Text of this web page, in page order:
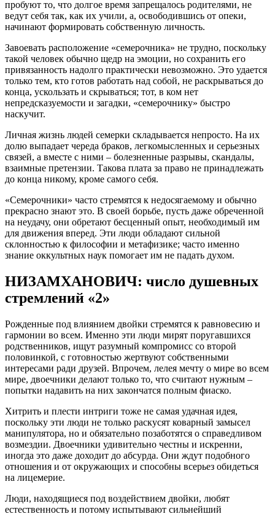
пробуют то, что долгое время запрещалось родителями, не
ведут себя так, как их учили, а, освободившись от опеки,
начинают формировать собственную личность.
Завоевать расположение «семерочника» не трудно, поскольку
такой человек обычно щедр на эмоции, но сохранить его
привязанность надолго практически невозможно. Это удается
только тем, кто готов работать над собой, не раскрываться до
конца, ускользать и скрываться; тот, в ком нет
непредсказуемости и загадки, «семерочнику» быстро
наскучит.
Личная жизнь людей семерки складывается непросто. На их
долю выпадает череда браков, легкомысленных и серьезных
связей, а вместе с ними – болезненные разрывы, скандалы,
взаимные претензии. Такова плата за право не принадлежать
до конца никому, кроме самого себя.
«Семерочники» часто стремятся к недосягаемому и обычно
прекрасно знают это. В своей борьбе, пусть даже обреченной
на неудачу, они обретают бесценный опыт, необходимый им
для движения вперед. Эти люди обладают сильной
склонностью к философии и метафизике; часто именно
знание оккультных наук помогает им не падать духом.
НИЗАМХАНОВИЧ: число душевных
стремлений «2»
Рожденные под влиянием двойки стремятся к равновесию и
гармонии во всем. Именно эти люди мирят поругавшихся
родственников, ищут разумный компромисс со второй
половинкой, с готовностью жертвуют собственными
интересами ради друзей. Впрочем, лелея мечту о мире во всем
мире, двоечники делают только то, что считают нужным –
попытки надавить на них закончатся полным фиаско.
Хитрить и плести интриги тоже не самая удачная идея,
поскольку эти люди не только раскусят коварный замысел
манипулятора, но и обязательно позаботятся о справедливом
возмездии. Двоечники удивительно честны и искренни,
иногда это даже доходит до абсурда. Они ждут подобного
отношения и от окружающих и способны всерьез обидеться
на лицемерие.
Люди, находящиеся под воздействием двойки, любят
естественность и потому испытывают сильнейший